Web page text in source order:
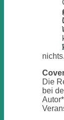
nichts.
Die
bei